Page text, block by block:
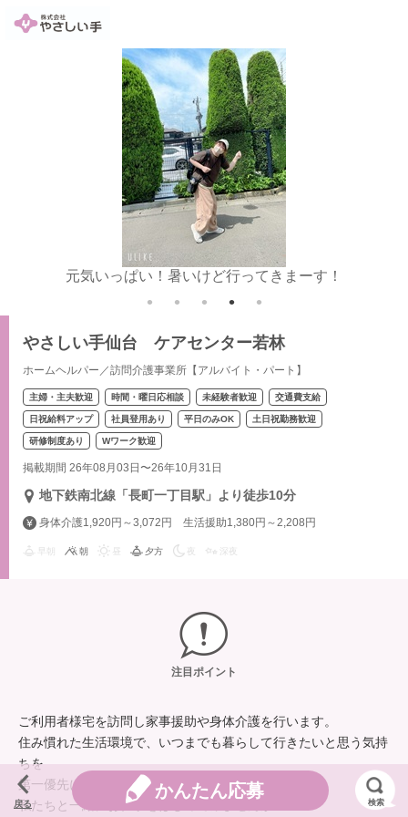
元気いっぱい！暑いけど行ってきまーす！
やさしい手仙台 ケアセンター若林
ホームヘルパー／訪問介護事業所【アルバイト・パート】
主婦・主夫歓迎 時間・曜日応相談 未経験者歓迎 交通費支給
日祝給料アップ 社員登用あり 平日のみOK 土日祝勤務歓迎
研修制度あり Wワーク歓迎
掲載期間 26年08月03日〜26年10月31日
地下鉄南北線「長町一丁目駅」より徒歩10分
身体介護1,920円～3,072円 生活援助1,380円～2,208円
朝 夕方 夜 深夜
注目ポイント
ご利用者様宅を訪問し家事援助や身体介護を行います。
住み慣れた生活環境で、いつまでも暮らして行きたいと思う気持
ちを
第一優先に考えてご支援させて頂いています。
私たちと一緒にお仕事をはじめてみませんか？
戻る
かんたん応募
検索